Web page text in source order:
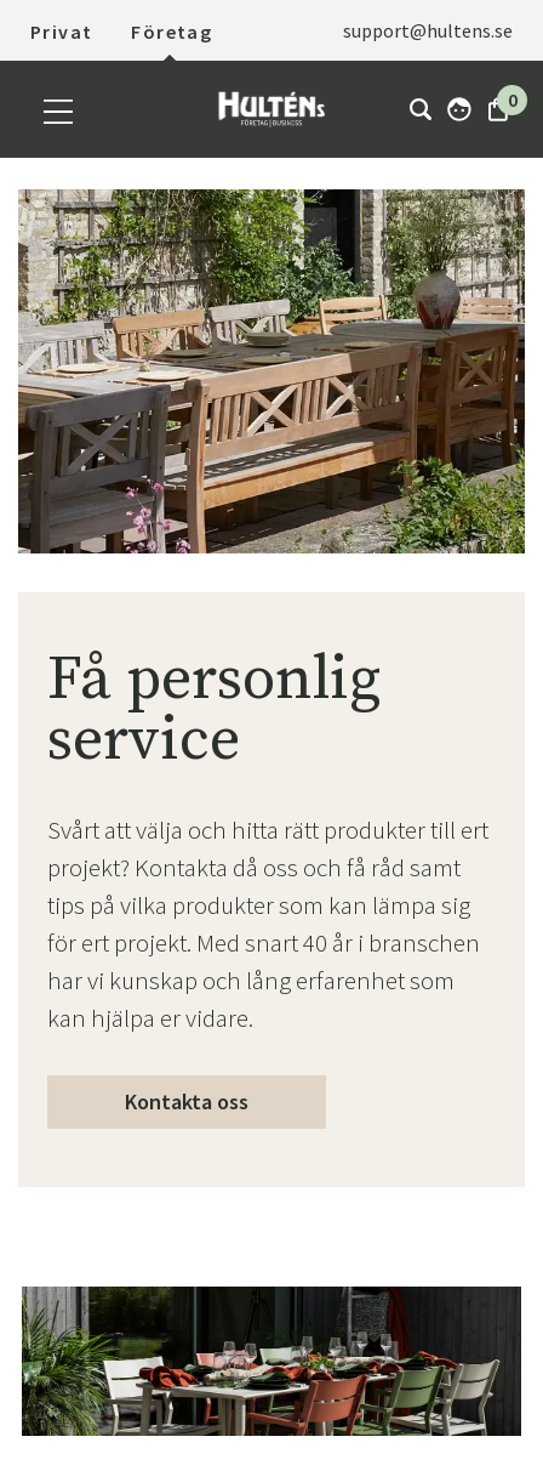
Privat Företag support@hultens.se
0
Få personlig
service
Svårt att välja och hitta rätt produkter till ert
projekt? Kontakta då oss och få råd samt
tips på vilka produkter som kan lämpa sig
för ert projekt. Med snart 40 år i branschen
har vi kunskap och lång erfarenhet som
kan hjälpa er vidare.
Kontakta oss